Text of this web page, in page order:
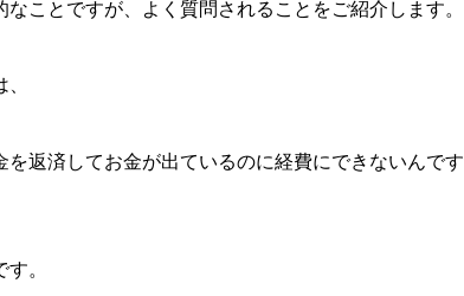
なことですが、よく質問されることをご紹介します。
を返済してお金が出ているのに経費にできないんです
。